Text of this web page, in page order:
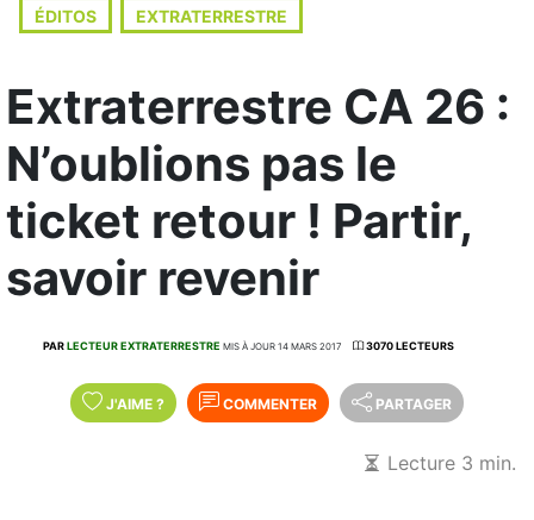
ÉDITOS EXTRATERRESTRE
Extraterrestre CA 26 :
N’oublions pas le
ticket retour ! Partir,
savoir revenir
PARLECTEUR EXTRATERRESTRE MIS À JOUR 14 MARS 2017 3070 LECTEURS
J'AIME ? COMMENTER PARTAGER
Lecture 3 min.